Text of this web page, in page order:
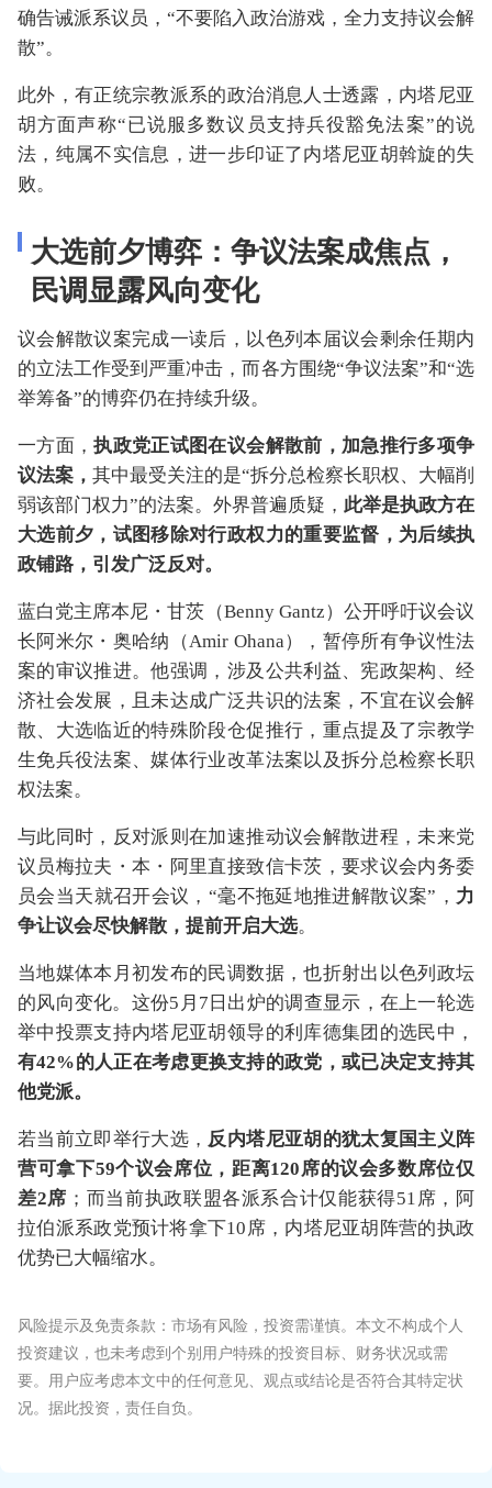
确告诫派系议员，“不要陷入政治游戏，全力支持议会解
散”。
此外，有正统宗教派系的政治消息人士透露，内塔尼亚
胡方面声称“已说服多数议员支持兵役豁免法案”的说
法，纯属不实信息，进一步印证了内塔尼亚胡斡旋的失
败。
大选前夕博弈：争议法案成焦点，
民调显露风向变化
议会解散议案完成一读后，以色列本届议会剩余任期内
的立法工作受到严重冲击，而各方围绕“争议法案”和“选
举筹备”的博弈仍在持续升级。
一方面，执政党正试图在议会解散前，加急推行多项争
议法案， 其中最受关注的是“拆分总检察长职权、大幅削
弱该部门权力”的法案。外界普遍质疑， 此举是执政方在
大选前夕，试图移除对行政权力的重要监督，为后续执
政铺路，引发广泛反对。
蓝白党主席本尼・甘茨（Benny Gantz）公开呼吁议会议
长阿米尔・奥哈纳（Amir Ohana），暂停所有争议性法
案的审议推进。他强调，涉及公共利益、宪政架构、经
济社会发展，且未达成广泛共识的法案，不宜在议会解
散、大选临近的特殊阶段仓促推行，重点提及了宗教学
生免兵役法案、媒体行业改革法案以及拆分总检察长职
权法案。
与此同时，反对派则在加速推动议会解散进程，未来党
议员梅拉夫・本・阿里直接致信卡茨，要求议会内务委
员会当天就召开会议，“毫不拖延地推进解散议案”， 力
争让议会尽快解散，提前开启大选。
当地媒体本月初发布的民调数据，也折射出以色列政坛
的风向变化。这份5月7日出炉的调查显示，在上一轮选
举中投票支持内塔尼亚胡领导的利库德集团的选民中，
有42%的人正在考虑更换支持的政党，或已决定支持其
他党派。
若当前立即举行大选， 反内塔尼亚胡的犹太复国主义阵
营可拿下59个议会席位，距离120席的议会多数席位仅
差2席 ；而当前执政联盟各派系合计仅能获得51席，阿
拉伯派系政党预计将拿下10席，内塔尼亚胡阵营的执政
优势已大幅缩水。
风险提示及免责条款：市场有风险，投资需谨慎。本文不构成个人
投资建议，也未考虑到个别用户特殊的投资目标、财务状况或需
要。用户应考虑本文中的任何意见、观点或结论是否符合其特定状
况。据此投资，责任自负。